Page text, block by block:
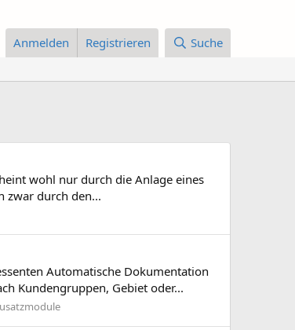
Anmelden Registrieren Suche
wohl nur durch die Anlage eines
zwar durch den...
Automatische Dokumentation
Kundengruppen, Gebiet oder...